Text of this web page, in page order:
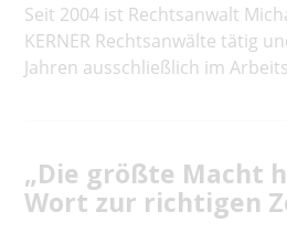
Seit 2004 ist Rechtsanwalt
KERNER Rechtsanwälte tätig
Jahren ausschließlich im
„Die größte Macht
Wort zur richtigen